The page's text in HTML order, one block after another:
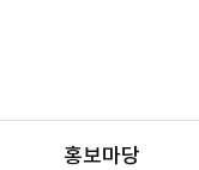
홍보마당